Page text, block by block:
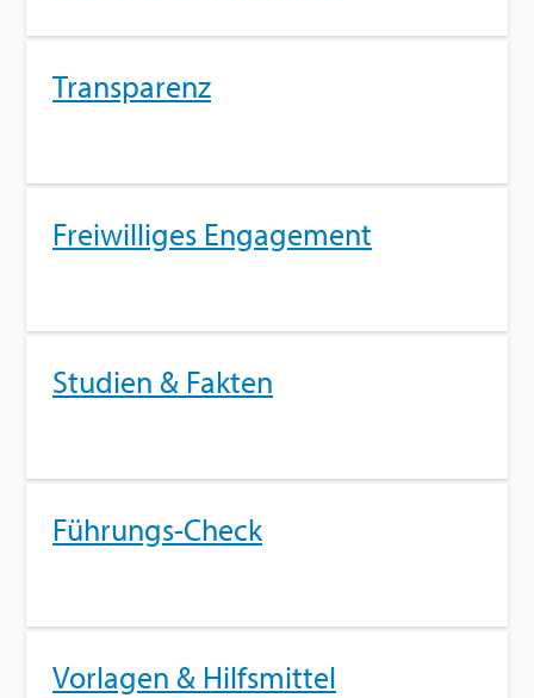
Trans­pa­renz
Frei­wil­li­ges En­ga­ge­ment
Stu­di­en & Fak­ten
Füh­rungs-Check
Vor­la­gen & Hilfs­mit­tel